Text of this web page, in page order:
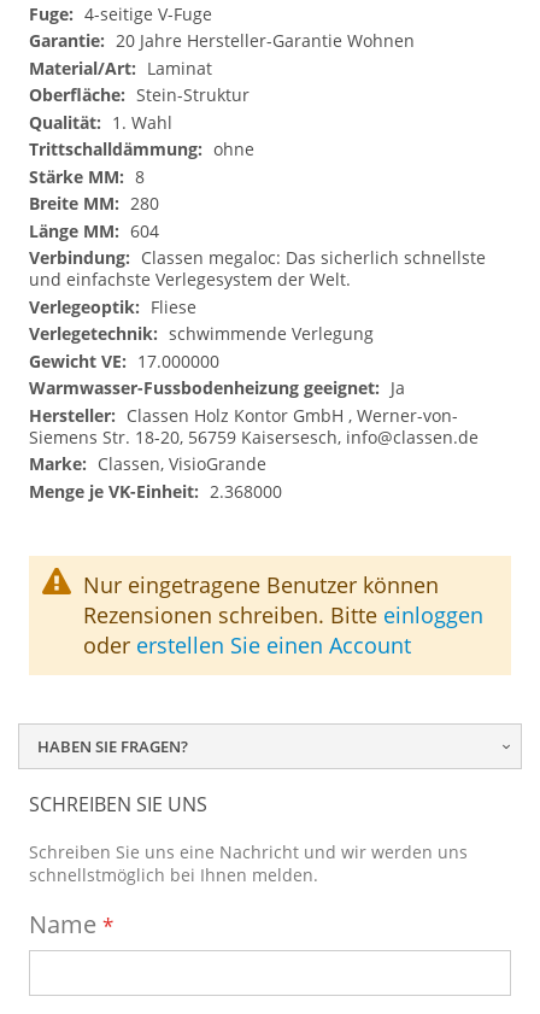
4-seitige V-Fuge
20 Jahre Hersteller-Garantie Wohnen
Laminat
Stein-Struktur
1. Wahl
ohne
8
280
604
Classen megaloc: Das sicherlich schnellste
und einfachste Verlegesystem der Welt.
Fliese
schwimmende Verlegung
17.000000
Ja
Classen Holz Kontor GmbH , Werner-von-
Siemens Str. 18-20, 56759 Kaisersesch, info@classen.de
Classen, VisioGrande
2.368000
Nur eingetragene Benutzer können
Rezensionen schreiben. Bitte einloggen
oder erstellen Sie einen Account
HABEN SIE FRAGEN?
SCHREIBEN SIE UNS
Schreiben Sie uns eine Nachricht und wir werden uns
schnellstmöglich bei Ihnen melden.
Name